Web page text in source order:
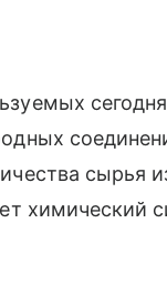
сырья
химический